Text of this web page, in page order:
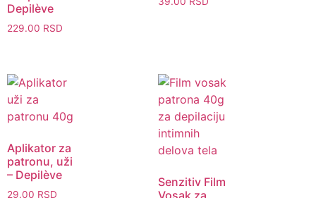
Depilève
229.00 RSD
Aplikator za
patronu, uži
– Depilève
29.00 RSD
Senzitiv Film
Vosak za